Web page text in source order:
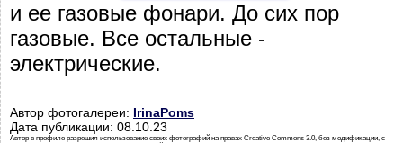
и ее газовые фонари. До сих пор
газовые. Все остальные -
электрические.
Автор фотогалереи: IrinaPoms
Дата публикации: 08.10.23
Автор в профиле разрешил использование своих фотографий на правах Creative Commons 3.0, без модификации, с